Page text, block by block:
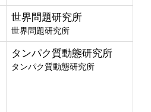
世界問題研究所
世界問題研究所
タンパク質動態研究所
タンパク質動態研究所